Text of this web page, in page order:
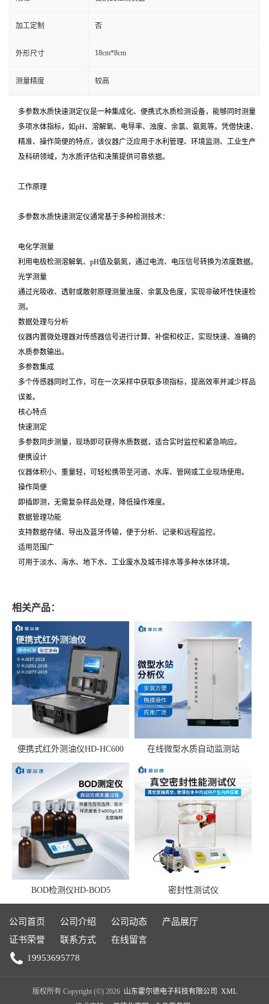
加工定制 否
外形尺寸 18cm*8cm
测量精度 较高
多参数水质快速测定仪是一种集成化、便携式水质检测设备，能够同时测量
多项水体指标，如pH、溶解氧、电导率、浊度、余氯、氨氮等。凭借快速、
精准、操作简便的特点，该仪器广泛应用于水利管理、环境监测、工业生产
及科研领域，为水质评估和决策提供可靠依据。
工作原理
多参数水质快速测定仪通常基于多种检测技术：
电化学测量
利用电极检测溶解氧、pH值及氨氮，通过电流、电压信号转换为浓度数据。
光学测量
通过光吸收、透射或散射原理测量浊度、余氯及色度，实现非破坏性快速检
测。
数据处理与分析
仪器内置微处理器对传感器信号进行计算、补偿和校正，实现快速、准确的
水质参数输出。
多参数集成
多个传感器同时工作，可在一次采样中获取多项指标，提高效率并减少样品
误差。
核心特点
快速测定
多参数同步测量，现场即可获得水质数据，适合实时监控和紧急响应。
便携设计
仪器体积小、重量轻，可轻松携带至河道、水库、管网或工业现场使用。
操作简便
即插即测，无需复杂样品处理，降低操作难度。
数据管理功能
支持数据存储、导出及蓝牙传输，便于分析、记录和远程监控。
适用范围广
可用于淡水、海水、地下水、工业废水及城市排水等多种水体环境。
相关产品：
便携式红外测油仪HD-HC600 在线微型水质自动监测站
BOD检测仪HD-BOD5 密封性测试仪
公司首页 公司介绍 公司动态
产品展厅
证书荣誉
联系方式
在线留言
19953695778
版权所有 Copyright (©) 2026 山东霍尔德电子科技有限公司
XML